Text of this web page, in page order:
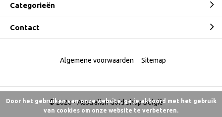
Categorieën
Contact
© 2026 -Australian Gold Shop België
Algemene voorwaarden Sitemap
Door het gebruiken van onze website, ga je akkoord met het gebruik
van cookies om onze website te verbeteren.